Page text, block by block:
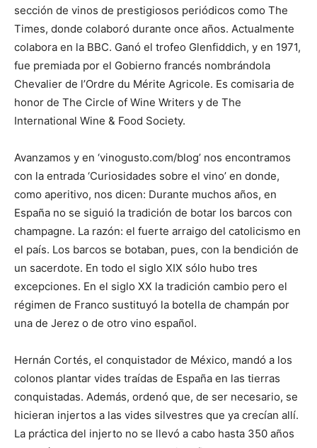
sección de vinos de prestigiosos periódicos como The
Times, donde colaboró durante once años. Actualmente
colabora en la BBC. Ganó el trofeo Glenfiddich, y en 1971,
fue premiada por el Gobierno francés nombrándola
Chevalier de l’Ordre du Mérite Agricole. Es comisaria de
honor de The Circle of Wine Writers y de The
International Wine & Food Society.
Avanzamos y en ‘vinogusto.com/blog’ nos encontramos
con la entrada ‘Curiosidades sobre el vino’ en donde,
como aperitivo, nos dicen: Durante muchos años, en
España no se siguió la tradición de botar los barcos con
champagne. La razón: el fuerte arraigo del catolicismo en
el país. Los barcos se botaban, pues, con la bendición de
un sacerdote. En todo el siglo XIX sólo hubo tres
excepciones. En el siglo XX la tradición cambio pero el
régimen de Franco sustituyó la botella de champán por
una de Jerez o de otro vino español.
Hernán Cortés, el conquistador de México, mandó a los
colonos plantar vides traídas de España en las tierras
conquistadas. Además, ordenó que, de ser necesario, se
hicieran injertos a las vides silvestres que ya crecían allí.
La práctica del injerto no se llevó a cabo hasta 350 años